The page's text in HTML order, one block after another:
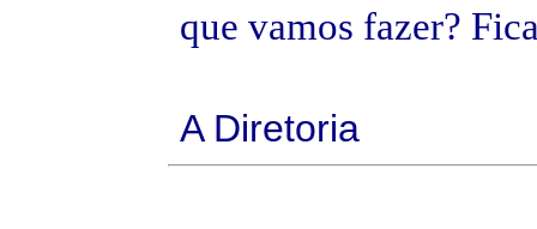
que vamos fazer?
A Diretoria